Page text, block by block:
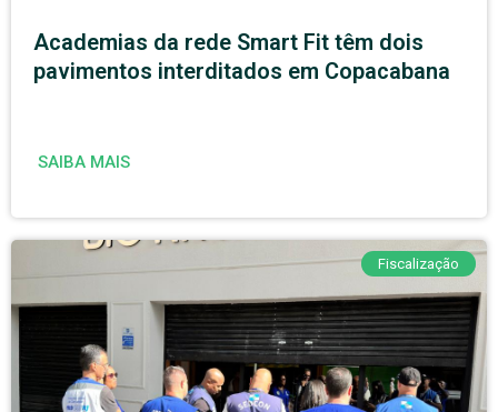
Academias da rede Smart Fit têm dois
pavimentos interditados em Copacabana
SAIBA MAIS
Fiscalização